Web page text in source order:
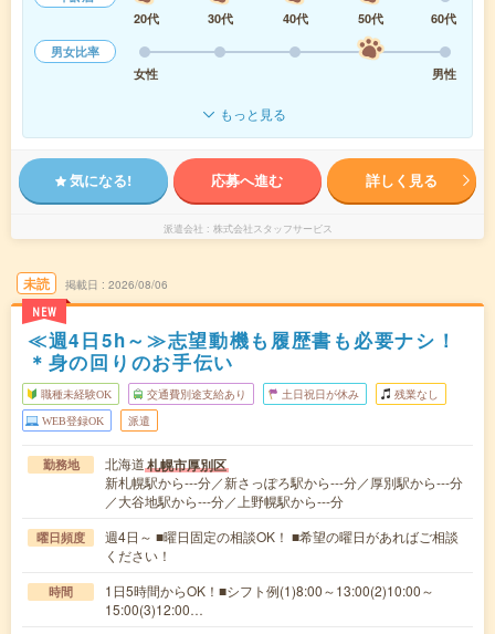
20代
30代 40代 50代
60代
男女比率
女性
男性
もっと見る
気になる! 応募へ進む 詳しく見る
派遣会社 株式会社スタッフサービス
未読
NEW
掲載日 2026/08/06
≪週4日5h～≫志望動機も履歴書も必要ナシ！
＊身の回りのお手伝い
職種未経験OK 交通費別途支給あり 土日祝日が休み 残業なし
WEB登録OK 派遣
勤務地 北海道札幌市厚別区
新札幌駅から---分／新さっぽろ駅から---分／厚別駅から---分
／大谷地駅から---分／上野幌駅から---分
曜日頻度
週4日～ ■曜日固定の相談OK！ ■希望の曜日があればご相談
ください！
時間
1日5時間からOK！■シフト例(1)8:00～13:00(2)10:00～
15:00(3)12:00…